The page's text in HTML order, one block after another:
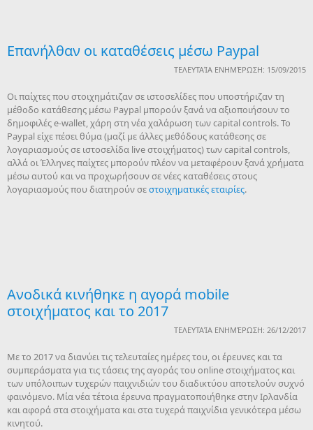
Επανήλθαν οι καταθέσεις μέσω Paypal
ΤΕΛΕΥΤΑΊΑ ΕΝΗΜΈΡΩΣΗ: 15/09/2015
Oι παίχτες που στοιχημάτιζαν σε ιστοσελίδες που υποστήριζαν τη
μέθοδο κατάθεσης μέσω Paypal μπορούν ξανά να αξιοποιήσουν το
δημοφιλές e-wallet, χάρη στη νέα χαλάρωση των capital controls. Το
Paypal είχε πέσει θύμα (μαζί με άλλες μεθόδους κατάθεσης σε
λογαριασμούς σε ιστοσελίδα live στοιχήματος) των capital controls,
αλλά οι Έλληνες παίχτες μπορούν πλέον να μεταφέρουν ξανά χρήματα
μέσω αυτού και να προχωρήσουν σε νέες καταθέσεις στους
λογαριασμούς που διατηρούν σεστοιχηματικές εταιρίες.
Ανοδικά κινήθηκε η αγορά mobile
στοιχήματος και το 2017
ΤΕΛΕΥΤΑΊΑ ΕΝΗΜΈΡΩΣΗ: 26/12/2017
Με το 2017 να διανύει τις τελευταίες ημέρες του, οι έρευνες και τα
συμπεράσματα για τις τάσεις της αγοράς του online στοιχήματος και
των υπόλοιπων τυχερών παιχνιδιών του διαδικτύου αποτελούν συχνό
φαινόμενο. Μία νέα τέτοια έρευνα πραγματοποιήθηκε στην Ιρλανδία
και αφορά στα στοιχήματα και στα τυχερά παιχνίδια γενικότερα μέσω
κινητού.